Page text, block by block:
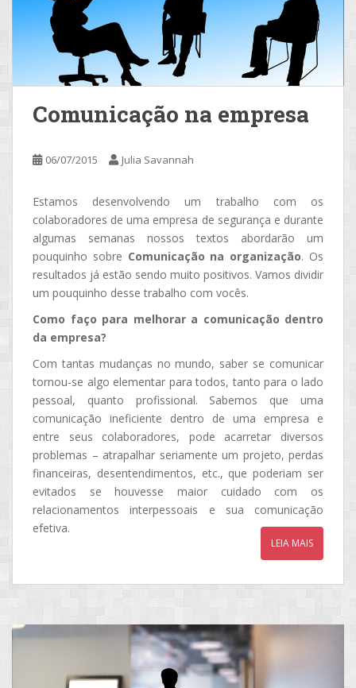
Comunicação na empresa
06/07/2015 Julia Savannah
Estamos desenvolvendo um trabalho com os
colaboradores de uma empresa de segurança e durante
algumas semanas nossos textos abordarão um
pouquinho sobre Comunicação na organização. Os
resultados já estão sendo muito positivos. Vamos dividir
um pouquinho desse trabalho com vocês.
Como faço para melhorar a comunicação dentro
da empresa?
Com tantas mudanças no mundo, saber se comunicar
tornou-se algo elementar para todos, tanto para o lado
pessoal, quanto profissional. Sabemos que uma
comunicação ineficiente dentro de uma empresa e
entre seus colaboradores, pode acarretar diversos
problemas – atrapalhar seriamente um projeto, perdas
financeiras, desentendimentos, etc., que poderiam ser
evitados se houvesse maior cuidado com os
relacionamentos interpessoais e sua comunicação
efetiva.
LEIA MAIS